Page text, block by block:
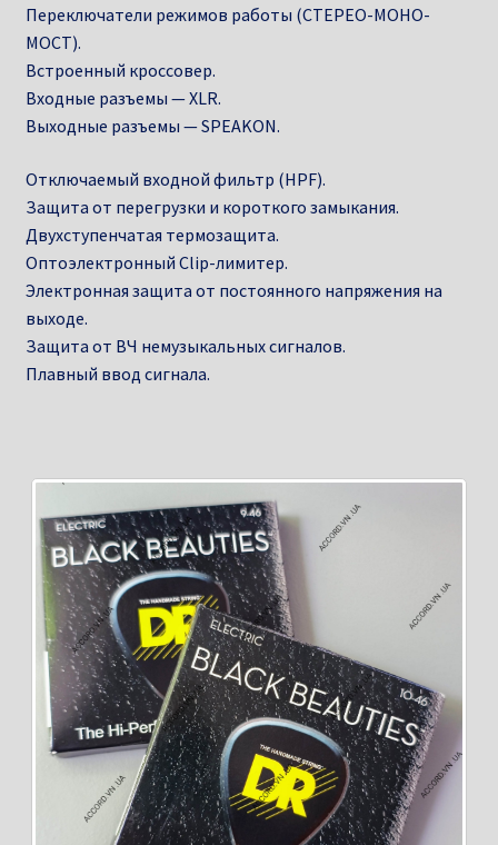
Переключатели режимов работы (СТЕРЕО-МОНО-
МОСТ).
Встроенный кроссовер.
Входные разъемы — XLR.
Выходные разъемы — SPEAKON.
Отключаемый входной фильтр (HPF).
Защита от перегрузки и короткого замыкания.
Двухступенчатая термозащита.
Оптоэлектронный Clip-лимитер.
Электронная защита от постоянного напряжения на
выходе.
Защита от ВЧ немузыкальных сигналов.
Плавный ввод сигнала.